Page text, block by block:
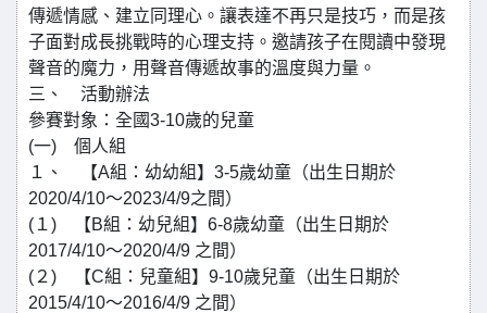
傳遞情感、建立同理心。讓表達不再只是技巧，而是孩
子面對成長挑戰時的心理支持。邀請孩子在閱讀中發現
聲音的魔力，用聲音傳遞故事的溫度與力量。
三、 活動辦法
參賽對象：全國3-10歲的兒童
(一) 個人組
１、 【A組：幼幼組】3-5歲幼童（出生日期於
2020/4/10～2023/4/9之間）
(１) 【B組：幼兒組】6-8歲幼童（出生日期於
2017/4/10～2020/4/9 之間）
(２) 【C組：兒童組】9-10歲兒童（出生日期於
2015/4/10～2016/4/9 之間）